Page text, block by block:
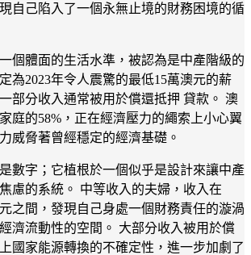
自己陷入了一個永無止境的財務困境的循
個體面的生活水準，被認為是中產階級的
為2023年令人震驚的最低15萬澳元的薪
部分收入通常被用於償還抵押 貸款。 澳
庭的58%，正在經濟壓力的繩索上小心翼
威脅著曾經穩定的經濟基礎。
數字；它植根於一個似乎是設計來讓中產
慮的系統。 中等收入的夫婦，收入在
元之間，發現自己身處一個財務責任的漩渦
濟流動性的空間。 大部分收入被用於償
國家能源轉換的不確定性，進一步加劇了